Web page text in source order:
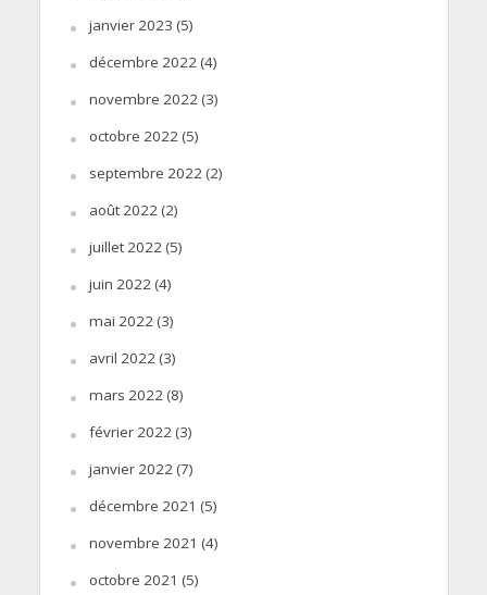
janvier 2023 (5)
décembre 2022(4)
novembre 2022(3)
octobre 2022(5)
septembre 2022(2)
août 2022(2)
juillet 2022(5)
juin 2022(4)
mai 2022(3)
avril 2022(3)
mars 2022(8)
février 2022(3)
janvier 2022(7)
décembre 2021 (5)
novembre 2021 (4)
octobre 2021 (5)